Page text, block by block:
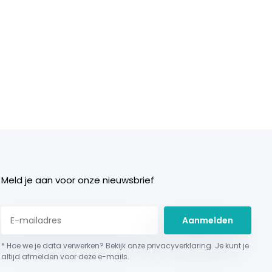
Meld je aan voor onze nieuwsbrief
Aanmelden
* Hoe we je data verwerken? Bekijk onze privacyverklaring. Je kunt je
altijd afmelden voor deze e-mails.